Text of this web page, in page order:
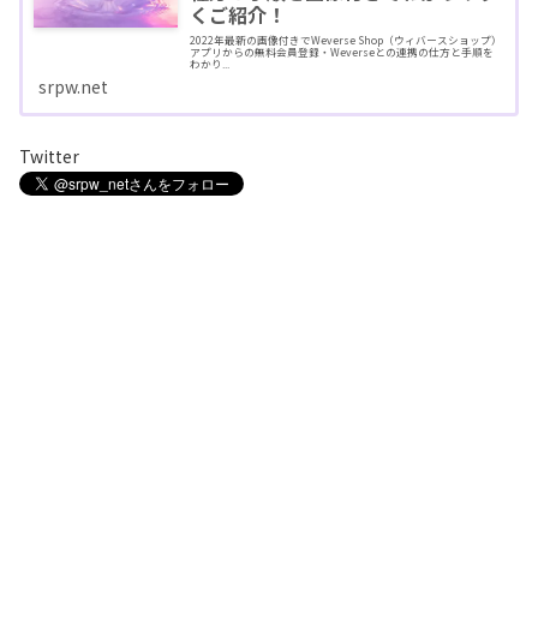
くご紹介！
2022年最新の画像付きでWeverse Shop（ウィバースショップ）
アプリからの無料会員登録・Weverseとの連携の仕方と手順を
わかり...
srpw.net
Twitter